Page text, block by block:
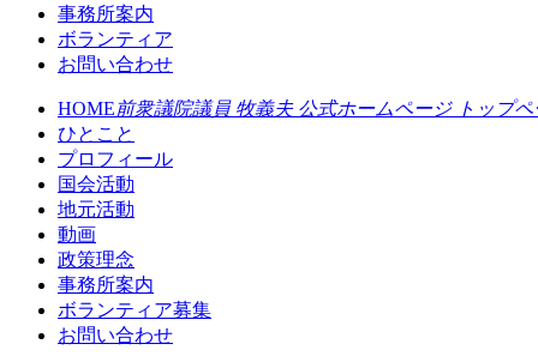
事務所案内
ボランティア
お問い合わせ
HOME前衆議院議員 牧義夫 公式ホームページ トップペ
ひとこと
プロフィール
国会活動
地元活動
動画
政策理念
事務所案内
ボランティア募集
お問い合わせ